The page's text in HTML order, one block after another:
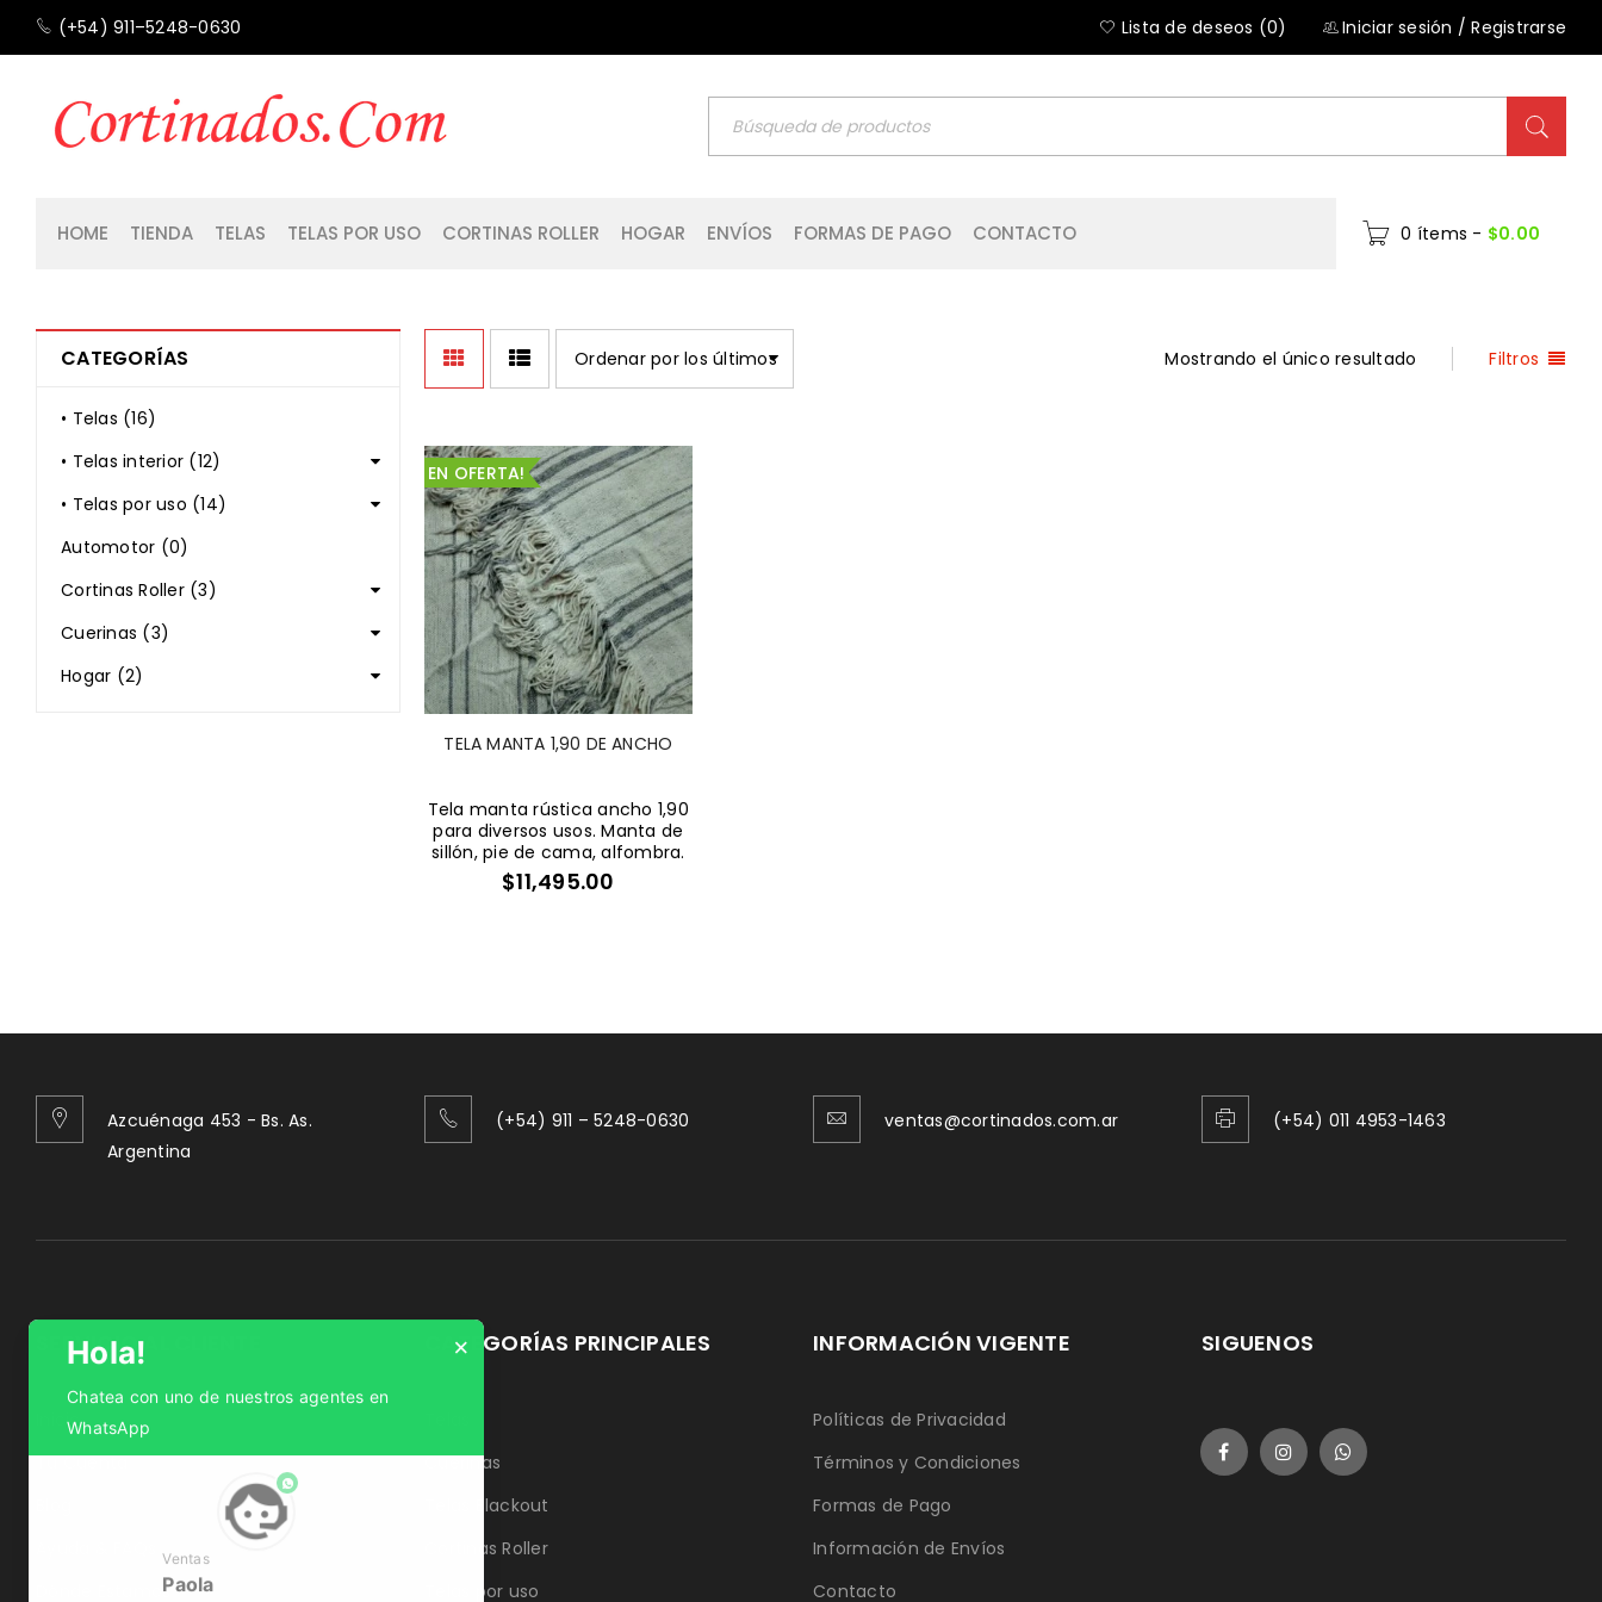
(+54) 911–5248-0630 Iniciar sesión /Registrarse
Lista de deseos (0)
HOME TIENDA TELAS TELAS POR USO CORTINAS ROLLER HOGAR ENVÍOS FORMAS DE PAGO CONTACTO 0 ítems - $0.00
CATEGORÍAS
• Telas (16)
• Telas interior (12)
• Telas por uso (14)
Automotor (0)
Cortinas Roller (3)
Cuerinas (3)
Hogar (2)
Filtros
Mostrando el único resultado
Ordenar por los últimos
EN OFERTA!
TELA MANTA 1,90 DE ANCHO
Tela manta rústica ancho 1,90
para diversos usos. Manta de
sillón, pie de cama, alfombra.
$11,495.00
Azcuénaga 453 - Bs. As.
Argentina
(+54) 911 – 5248-0630 ventas@cortinados.com.ar (+54) 011 4953-1463
SERVICIO AL CLIENTE
Inicio
Tu Cuenta
Dónde Estamos
CATEGORÍAS PRINCIPALES
Cuerinas
Telas Blackout
Cortinas Roller
Telas por uso
INFORMACIÓN VIGENTE
Políticas de Privacidad
Términos y Condiciones
Formas de Pago
Información de Envíos
Contacto
SIGUENOS
×
Hola!
Chatea con uno de nuestros agentes en
WhatsApp
phone
Ventas
Paola